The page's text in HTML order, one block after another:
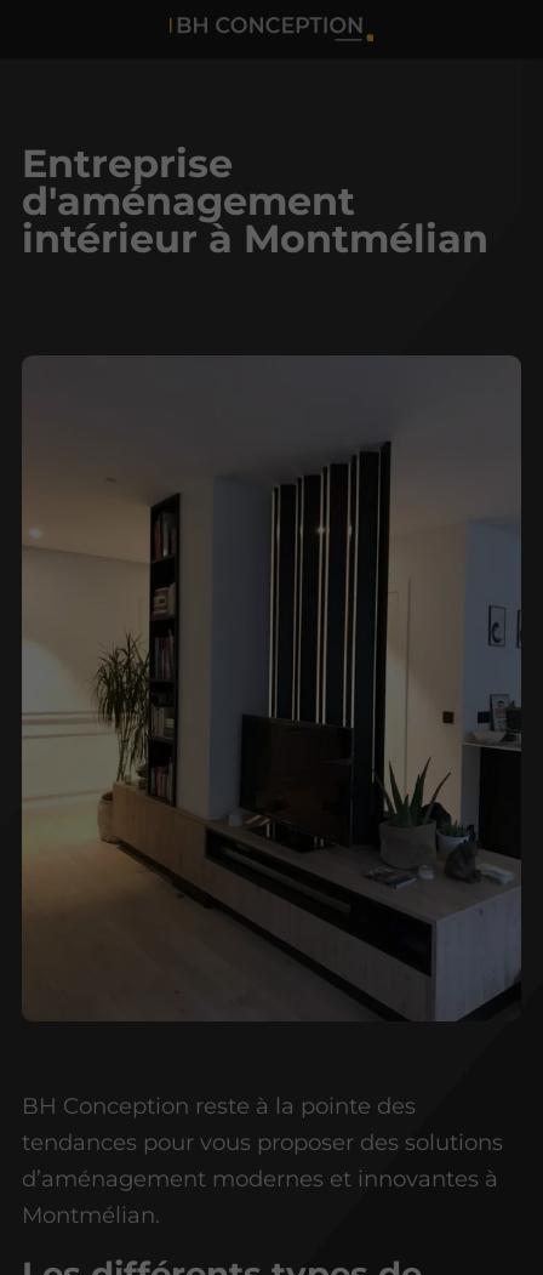
Entreprise
d'aménagement
intérieur à Montmélian
BH Conception reste à la pointe des
tendances pour vous proposer des solutions
d’aménagement modernes et innovantes à
Montmélian.